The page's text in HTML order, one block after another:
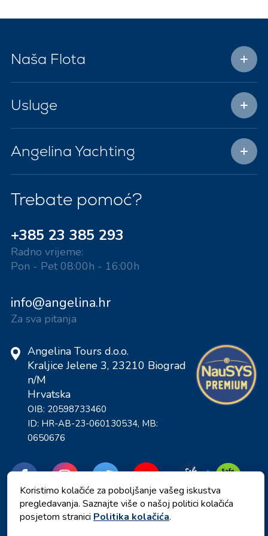
Naša Flota
Usluge
Angelina Yachting
Trebate pomoć?
+385 23 385 293
Radno vrijeme:
Pon - Pet 08:00h - 16:00h
info@angelina.hr
Za sva pitanja
Angelina Tours d.o.o.
Kraljice Jelene 3, 23210 Biograd
n/M
Hrvatska
OIB: 20598733460
ID: HR-AB-23-060130534, MB:
0650676
Koristimo kolačiće za poboljšanje vašeg iskustva
pregledavanja. Saznajte više o našoj politici kolačića
posjetom stranici Politika kolačića.